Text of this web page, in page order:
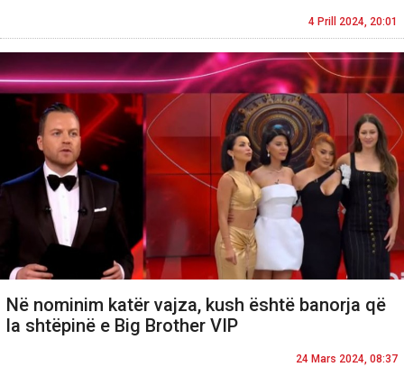
4 Prill 2024, 20:01
Në nominim katër vajza, kush është banorja që
la shtëpinë e Big Brother VIP
24 Mars 2024, 08:37